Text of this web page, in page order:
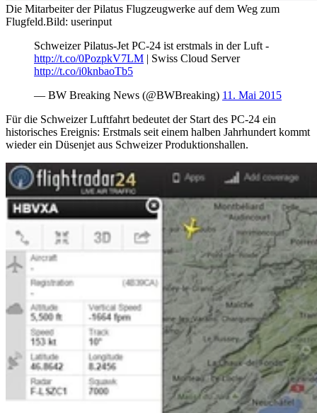
Die Mitarbeiter der Pilatus Flugzeugwerke auf dem Weg zum
Flugfeld.Bild: userinput
Schweizer Pilatus-Jet PC-24 ist erstmals in der Luft -
http://t.co/0PozpkV7LM | Swiss Cloud Server
http://t.co/i0knbaoTb5
— BW Breaking News (@BWBreaking) 11. Mai 2015
Für die Schweizer Luftfahrt bedeutet der Start des PC-24 ein
historisches Ereignis: Erstmals seit einem halben Jahrhundert kommt
wieder ein Düsenjet aus Schweizer Produktionshallen.